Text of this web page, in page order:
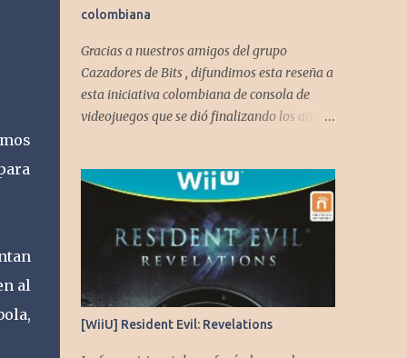
al
colombiana
Gracias a nuestros amigos del grupo
Cazadores de Bits , difundimos esta reseña a
esta iniciativa colombiana de consola de
videojuegos que se dió finalizando los años
[WiiU] Resident Evil: Revelations